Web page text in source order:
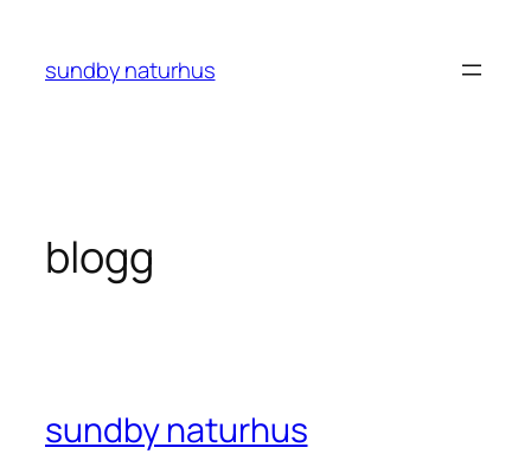
innehåll
sundby naturhus
blogg
sundby naturhus